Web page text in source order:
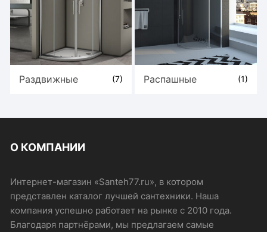
Раздвижные (7) Распашные (1)
О КОМПАНИИ
Интернет-магазин «Santeh77.ru», в котором
представлен каталог лучшей сантехники. Наша
компания успешно работает на рынке с 2010 года.
Благодаря партнёрами, мы предлагаем самые